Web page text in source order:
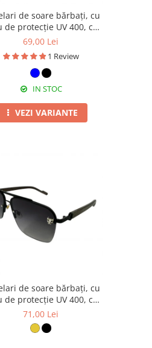
de soare bărbați, cu
de protecție UV 400, cu
toc cadou, OSB55
69,00 Lei
1 Review
IN STOC
VEZI VARIANTE
de soare bărbați, cu
de protecție UV 400, cu
toc cadou, OSB43
71,00 Lei